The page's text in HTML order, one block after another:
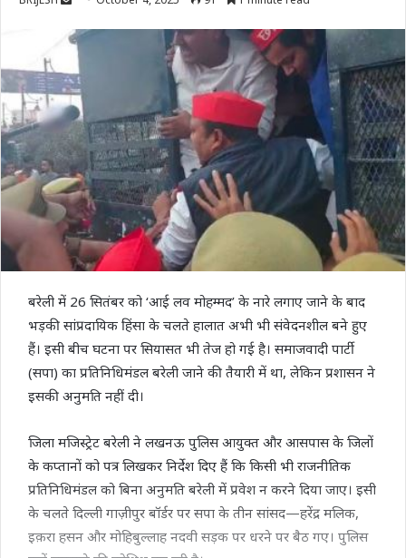
email
बरेली में 26 सितंबर को ‘आई लव मोहम्मद’ के नारे लगाए जाने के बाद
भड़की सांप्रदायिक हिंसा के चलते हालात अभी भी संवेदनशील बने हुए
हैं। इसी बीच घटना पर सियासत भी तेज हो गई है। समाजवादी पार्टी
(सपा) का प्रतिनिधिमंडल बरेली जाने की तैयारी में था, लेकिन प्रशासन ने
इसकी अनुमति नहीं दी।
जिला मजिस्ट्रेट बरेली ने लखनऊ पुलिस आयुक्त और आसपास के जिलों
के कप्तानों को पत्र लिखकर निर्देश दिए हैं कि किसी भी राजनीतिक
प्रतिनिधिमंडल को बिना अनुमति बरेली में प्रवेश न करने दिया जाए। इसी
के चलते दिल्ली गाज़ीपुर बॉर्डर पर सपा के तीन सांसद—हरेंद्र मलिक,
इक़रा हसन और मोहिबुल्लाह नदवी सड़क पर धरने पर बैठ गए। पुलिस